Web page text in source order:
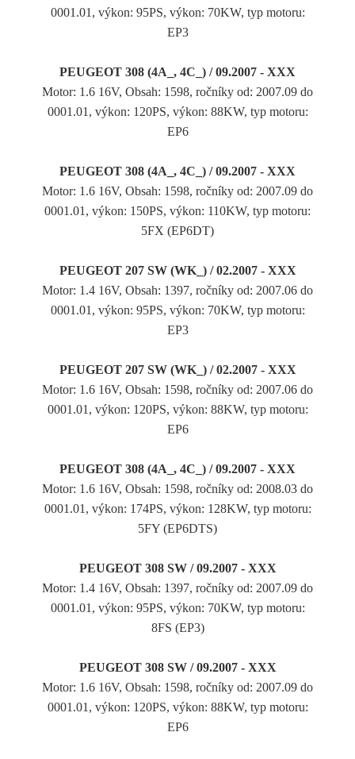
0001.01, výkon: 95PS, výkon: 70KW, typ motoru:
EP3
PEUGEOT 308 (4A_, 4C_) / 09.2007 - XXX
Motor: 1.6 16V, Obsah: 1598, ročníky od: 2007.09 do
0001.01, výkon: 120PS, výkon: 88KW, typ motoru:
EP6
PEUGEOT 308 (4A_, 4C_) / 09.2007 - XXX
Motor: 1.6 16V, Obsah: 1598, ročníky od: 2007.09 do
0001.01, výkon: 150PS, výkon: 110KW, typ motoru:
5FX (EP6DT)
PEUGEOT 207 SW (WK_) / 02.2007 - XXX
Motor: 1.4 16V, Obsah: 1397, ročníky od: 2007.06 do
0001.01, výkon: 95PS, výkon: 70KW, typ motoru:
EP3
PEUGEOT 207 SW (WK_) / 02.2007 - XXX
Motor: 1.6 16V, Obsah: 1598, ročníky od: 2007.06 do
0001.01, výkon: 120PS, výkon: 88KW, typ motoru:
EP6
PEUGEOT 308 (4A_, 4C_) / 09.2007 - XXX
Motor: 1.6 16V, Obsah: 1598, ročníky od: 2008.03 do
0001.01, výkon: 174PS, výkon: 128KW, typ motoru:
5FY (EP6DTS)
PEUGEOT 308 SW / 09.2007 - XXX
Motor: 1.4 16V, Obsah: 1397, ročníky od: 2007.09 do
0001.01, výkon: 95PS, výkon: 70KW, typ motoru:
8FS (EP3)
PEUGEOT 308 SW / 09.2007 - XXX
Motor: 1.6 16V, Obsah: 1598, ročníky od: 2007.09 do
0001.01, výkon: 120PS, výkon: 88KW, typ motoru:
EP6